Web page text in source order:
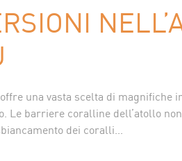
una vasta scelta di magnifiche
Le barriere coralline dell’atollo
dei coralli...